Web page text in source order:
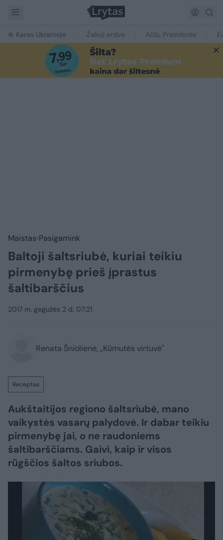
Karas Ukrainoje Žalioji erdvė Ačiū, Prezidente
Maistas Pasigamink
Baltoji šaltsriubė, kuriai teikiu
pirmenybę prieš įprastus
šaltibarščius
2017 m. gegužės 2 d. 07:21
Renata Šniolienė, „Kūmutės virtuvė"
Receptas
Aukštaitijos regiono šaltsriubė, mano
vaikystės vasarų palydovė. Ir dabar teikiu
pirmenybę jai, o ne raudoniems
šaltibarščiams. Gaivi, kaip ir visos
rūgščios šaltos sriubos.